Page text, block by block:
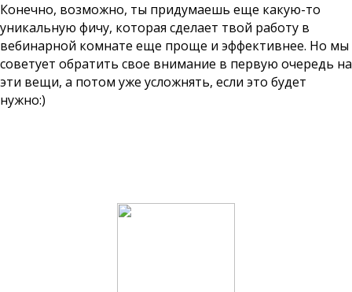
Конечно, возможно, ты придумаешь еще какую-то
уникальную фичу, которая сделает твой работу в
вебинарной комнате еще проще и эффективнее. Но мы
советует обратить свое внимание в первую очередь на
эти вещи, а потом уже усложнять, если это будет
нужно:)